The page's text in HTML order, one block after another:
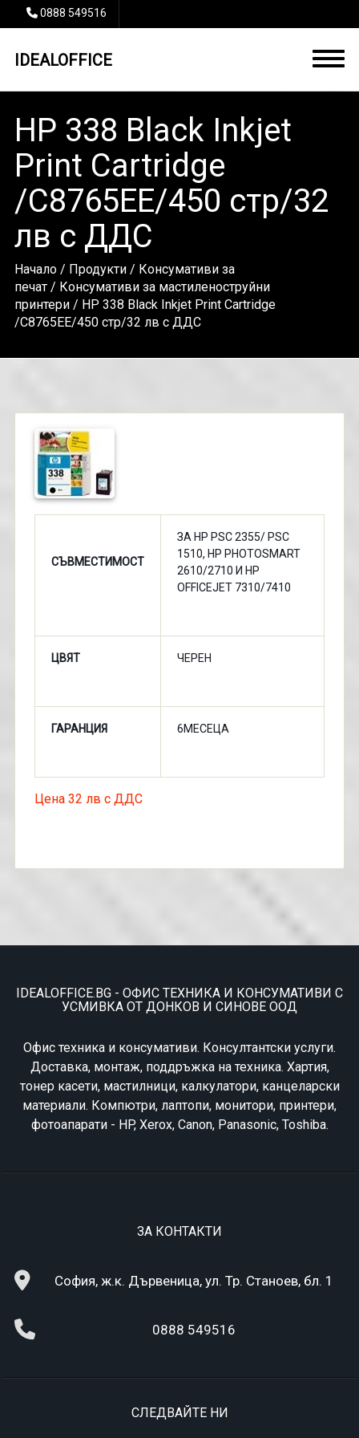
0888 549516
IDEALOFFICE
HP 338 Black Inkjet
Print Cartridge
/C8765EE/450 стр/32
лв с ДДС
Начало/ Продукти/ Консумативи за
печат/ Консумативи за мастиленоструйни
принтери/ HP 338 Black Inkjet Print Cartridge
/C8765EE/450 стр/32 лв с ДДС
СЪВМЕСТИМОСТ
ЗА HP PSC 2355/ PSC
1510, HP PHOTOSMART
2610/2710 И HP
OFFICEJET 7310/7410
ЦВЯТ ЧЕРЕН
ГАРАНЦИЯ 6МЕСЕЦА
Цена 32 лв с ДДС
IDEALOFFICE.BG - ОФИС ТЕХНИКА И КОНСУМАТИВИ С
УСМИВКА ОТ ДОНКОВ И СИНОВЕ ООД
Офис техника и консумативи. Консултантски услуги.
Доставка, монтаж, поддръжка на техника. Хартия,
тонер касети, мастилници, калкулатори, канцеларски
материали. Компютри, лаптопи, монитори, принтери,
фотоапарати - HP, Xerox, Canon, Panasonic, Toshiba.
ЗА КОНТАКТИ
София, ж.к. Дървеница, ул. Тр. Станоев, бл. 1
0888 549516
СЛЕДВАЙТЕ НИ